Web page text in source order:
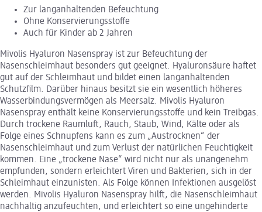
Zur langanhaltenden Befeuchtung
Ohne Konservierungsstoffe
Auch für Kinder ab 2 Jahren
Mivolis Hyaluron Nasenspray ist zur Befeuchtung der
Nasenschleimhaut besonders gut geeignet. Hyaluronsäure haftet
gut auf der Schleimhaut und bildet einen langanhaltenden
Schutzfilm. Darüber hinaus besitzt sie ein wesentlich höheres
Wasserbindungsvermögen als Meersalz. Mivolis Hyaluron
Nasenspray enthält keine Konservierungsstoffe und kein Treibgas.
Durch trockene Raumluft, Rauch, Staub, Wind, Kälte oder als
Folge eines Schnupfens kann es zum „Austrocknen“ der
Nasenschleimhaut und zum Verlust der natürlichen Feuchtigkeit
kommen. Eine „trockene Nase“ wird nicht nur als unangenehm
empfunden, sondern erleichtert Viren und Bakterien, sich in der
Schleimhaut einzunisten. Als Folge können Infektionen ausgelöst
werden. Mivolis Hyaluron Nasenspray hilft, die Nasenschleimhaut
nachhaltig anzufeuchten, und erleichtert so eine ungehinderte